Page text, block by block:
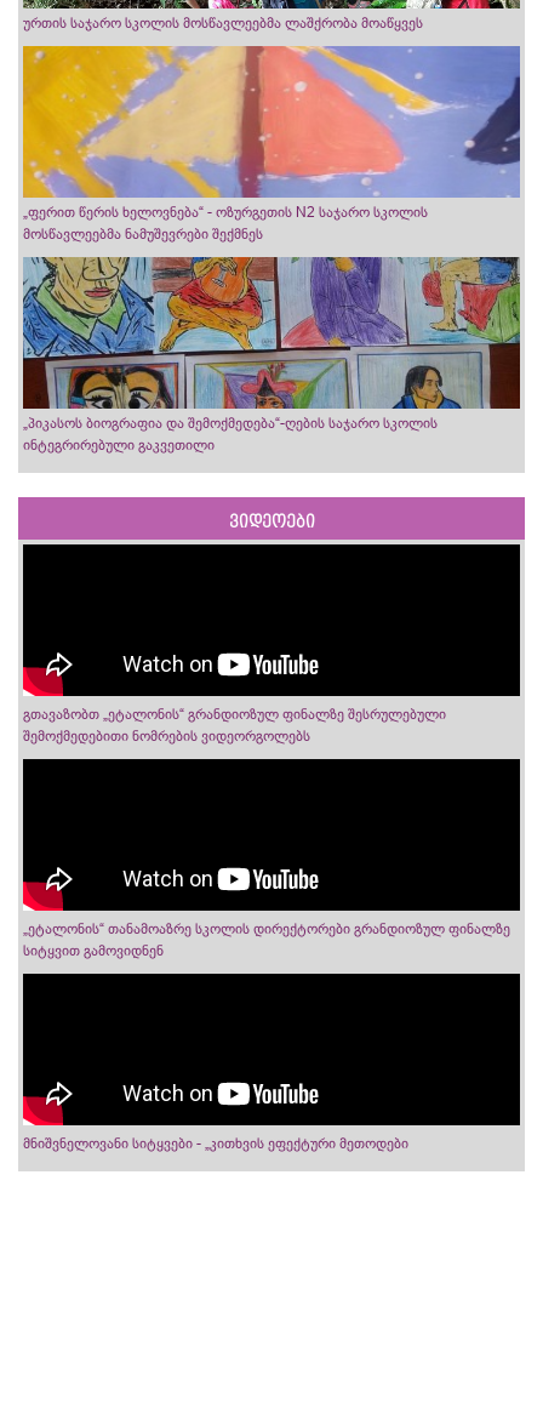
ურთის საჯარო სკოლის მოსწავლეებმა ლაშქრობა მოაწყვეს
„ფერით წერის ხელოვნება“ - ოზურგეთის N2 საჯარო სკოლის
მოსწავლეებმა ნამუშევრები შექმნეს
„პიკასოს ბიოგრაფია და შემოქმედება“-ღების საჯარო სკოლის
ინტეგრირებული გაკვეთილი
ვიდეოები
გთავაზობთ „ეტალონის“ გრანდიოზულ ფინალზე შესრულებული
შემოქმედებითი ნომრების ვიდეორგოლებს
„ეტალონის“ თანამოაზრე სკოლის დირექტორები გრანდიოზულ ფინალზე
სიტყვით გამოვიდნენ
მნიშვნელოვანი სიტყვები - „კითხვის ეფექტური მეთოდები